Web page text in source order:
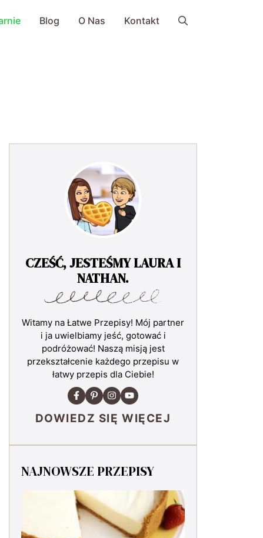
Blog O Nas Kontakt
CZEŚĆ, JESTEŚMY LAURA I
NATHAN.
Witamy na Łatwe Przepisy! Mój partner
i ja uwielbiamy jeść, gotować i
podróżować! Naszą misją jest
przekształcenie każdego przepisu w
łatwy przepis dla Ciebie!
DOWIEDZ SIĘ WIĘCEJ
NAJNOWSZE PRZEPISY